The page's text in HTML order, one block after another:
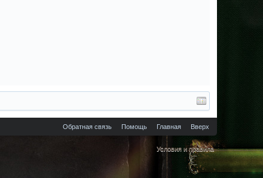
Обратная связь Помощь Главная Вверх
Условия и правила